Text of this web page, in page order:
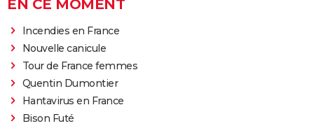
EN CE MOMENT
Incendies en France
Nouvelle canicule
Tour de France femmes
Quentin Dumontier
Hantavirus en France
Bison Futé